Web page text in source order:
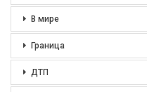
В мире
Граница
ДТП